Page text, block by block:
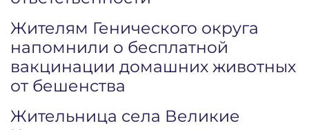
Жителям Генического округа
напомнили о бесплатной
вакцинации домашних животных
от бешенства
Жительница села Великие